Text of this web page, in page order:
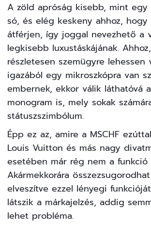
A zöld apróság kisebb, mint
só, és elég keskeny ahhoz,
átférjen, így joggal nevezhető a
legkisebb luxustáskájának.
részletesen szemügyre lehessen
igazából egy mikroszkópra van
embernek, ekkor válik láthatóvá
monogram is, mely sokak
státuszszimbólum.
Épp ez az, amire a MSCHF
Louis Vuitton és más nagy
esetében már rég nem a funkció
Akármekkorára
elveszítve ezzel lényegi
látszik a márkajelzés, addig
lehet probléma.